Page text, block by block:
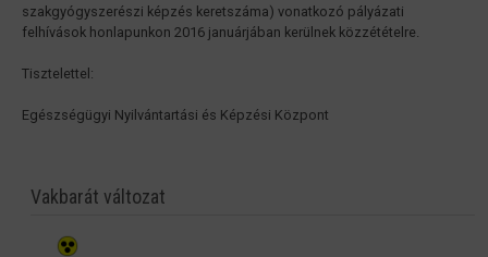
szakgyógyszerészi képzés keretszáma) vonatkozó pályázati
felhívások honlapunkon 2016 januárjában kerülnek közzétételre.
Tisztelettel:
Egészségügyi Nyilvántartási és Képzési Központ
Vakbarát változat